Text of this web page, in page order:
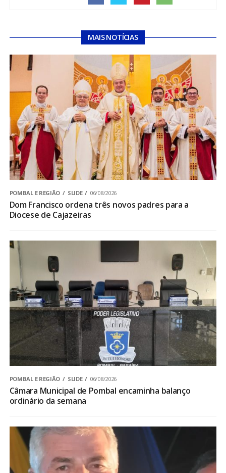
MAIS NOTÍCIAS
POMBAL E REGIÃO SLIDE 06/08/2026
Dom Francisco ordena três novos padres para a
Diocese de Cajazeiras
POMBAL E REGIÃO SLIDE 06/08/2026
Câmara Municipal de Pombal encaminha balanço
ordinário da semana